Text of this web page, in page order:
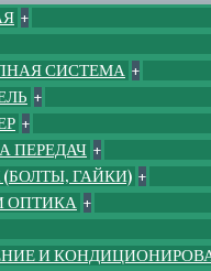
+
СИСТЕМА +
+
+
ПЕРЕДАЧ +
ГАЙКИ) +
ОПТИКА +
И